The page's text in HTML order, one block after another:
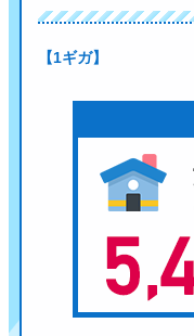
【1ギガ】